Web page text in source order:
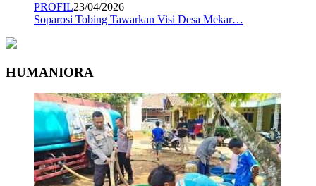
PROFIL23/04/2026
Soparosi Tobing Tawarkan Visi Desa Mekar…
HUMANIORA